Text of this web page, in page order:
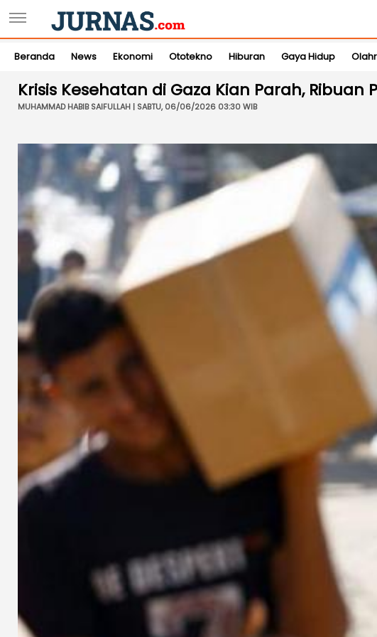
Beranda News Ekonomi Ototekno Hiburan Gaya Hidup
Krisis Kesehatan di Gaza Kian Parah, Ribuan
MUHAMMAD HABIB SAIFULLAH | SABTU, 06/06/2026 03:30 WIB